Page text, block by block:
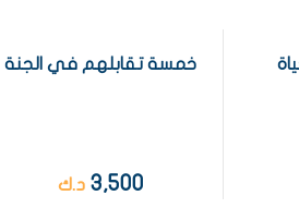
خمسة تقابلهم في الجنة
3,500 د.ك